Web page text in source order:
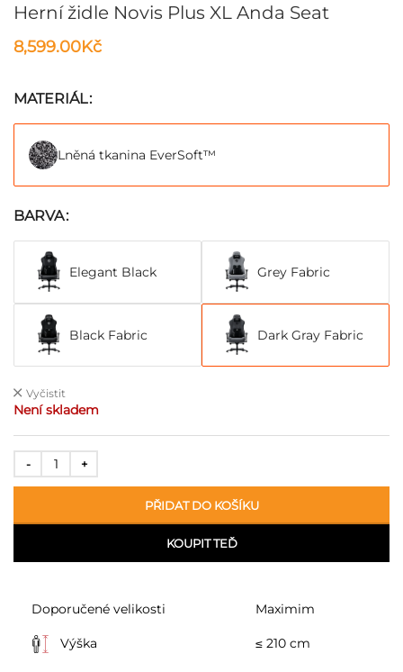
Herní židle Novis Plus XL Anda Seat
8,599.00Kč
MATERIÁL
Lněná tkanina EverSoft™
BARVA
Elegant Black Grey Fabric
Black Fabric Dark Gray Fabric
Vyčistit
Není skladem
PŘIDAT DO KOŠÍKU
KOUPIT TEĎ
Doporučené velikosti Maximim
Výška ≤ 210 cm